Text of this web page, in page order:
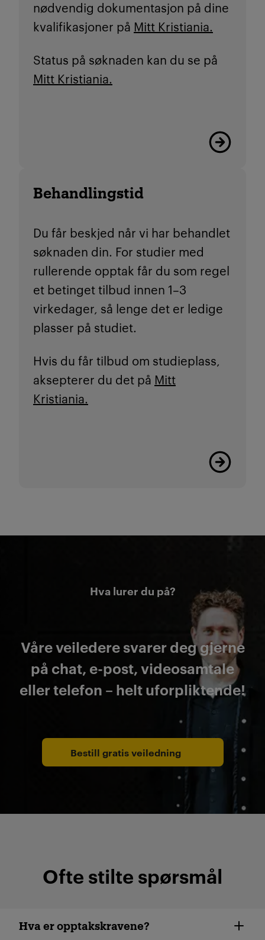
nødvendig dokumentasjon på dine
kvalifikasjoner på Mitt Kristiania.
Status på søknaden kan du se på
Mitt Kristiania.
Les mer
Behandlingstid
Du får beskjed når vi har behandlet
søknaden din. For studier med
rullerende opptak får du som regel
et betinget tilbud innen 1–3
virkedager, så lenge det er ledige
plasser på studiet.
Hvis du får tilbud om studieplass,
aksepterer du det på Mitt
Kristiania.
Les mer
Hva lurer du på?
Våre veiledere svarer deg gjerne
på chat, e-post, videosamtale
eller telefon – helt uforpliktende!
Bestill gratis veiledning
Ofte stilte spørsmål
Hva er opptakskravene?